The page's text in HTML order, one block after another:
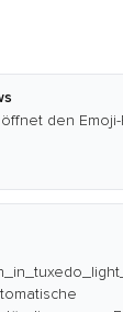
öffnet den